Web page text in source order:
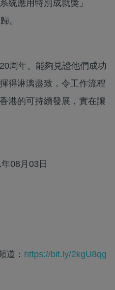
統應用特別成就獎」
。
周年。能夠見證他們成功
得淋漓盡致，令工作流程
港的可持續發展，實在讓
08月03日
道： https://bit.ly/2kgU8qg